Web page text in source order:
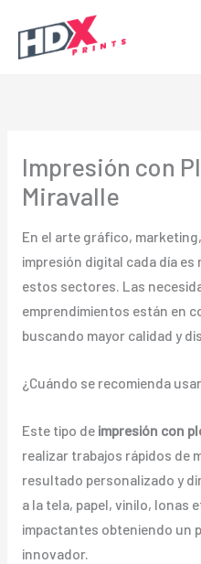
contenido
Impresión con
Miravalle
En el arte gráfico,
impresión digital cada día es
estos sectores. Las
emprendimientos están en
buscando mayor calidad y
¿Cuándo se recomienda
Este tipo de impresión con
realizar trabajos rápidos de
resultado personalizado y
a la tela, papel, vinilo, lonas
impactantes obteniendo un
innovador.